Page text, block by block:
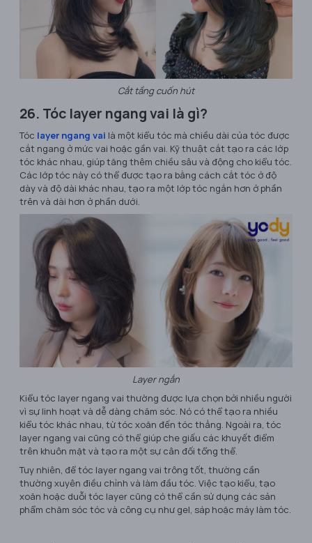
Cắt tầng cuốn hút
26. Tóc layer ngang vai là gì?
Tóc layer ngang vai là một kiểu tóc mà chiều dài của tóc được
cắt ngang ở mức vai hoặc gần vai. Kỹ thuật cắt tạo ra các lớp
tóc khác nhau, giúp tăng thêm chiều sâu và động cho kiểu tóc.
Các lớp tóc này có thể được tạo ra bằng cách cắt tóc ở độ
dày và độ dài khác nhau, tạo ra một lớp tóc ngắn hơn ở phần
trên và dài hơn ở phần dưới.
Layer ngắn
Kiểu tóc layer ngang vai thường được lựa chọn bởi nhiều người
vì sự linh hoạt và dễ dàng chăm sóc. Nó có thể tạo ra nhiều
kiểu tóc khác nhau, từ tóc xoăn đến tóc thẳng. Ngoài ra, tóc
layer ngang vai cũng có thể giúp che giấu các khuyết điểm
trên khuôn mặt và tạo ra một sự cân đối tổng thể.
Tuy nhiên, để tóc layer ngang vai trông tốt, thường cần
thường xuyên điều chỉnh và làm đầu tóc. Việc tạo kiểu, tạo
xoăn hoặc duỗi tóc layer cũng có thể cần sử dụng các sản
phẩm chăm sóc tóc và công cụ như gel, sáp hoặc máy làm tóc.